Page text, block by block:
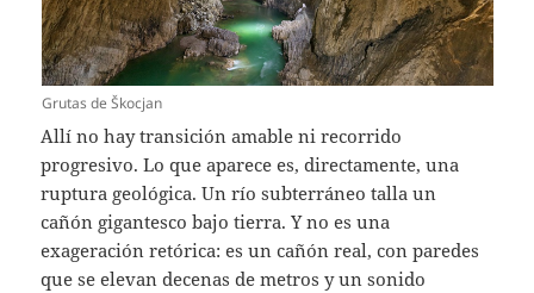
Grutas de Škocjan
Allí no hay transición amable ni recorrido
progresivo. Lo que aparece es, directamente, una
ruptura geológica. Un río subterráneo talla un
cañón gigantesco bajo tierra. Y no es una
exageración retórica: es un cañón real, con paredes
que se elevan decenas de metros y un sonido